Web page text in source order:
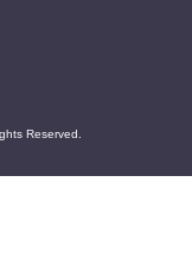
Reserved.